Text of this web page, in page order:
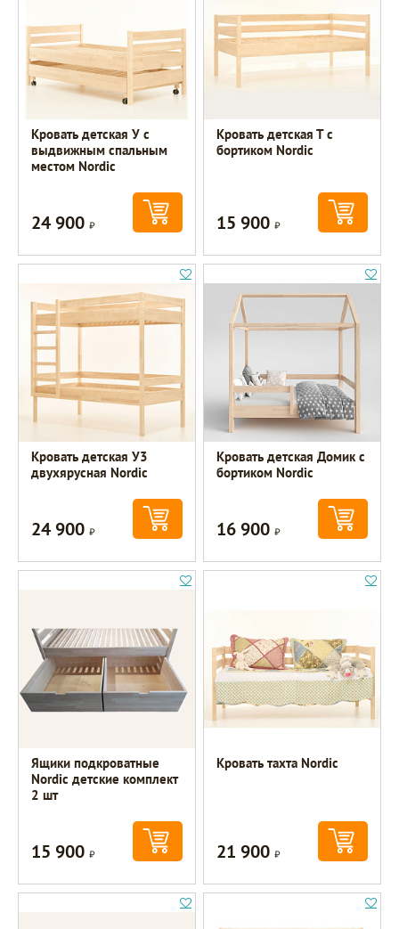
Кровать детская У с
выдвижным спальным
местом Nordic
24 900Р
Кровать детская Т с
бортиком Nordic
15 900Р
Кровать детская У3
двухярусная Nordic
24 900Р
Кровать детская Домик с
бортиком Nordic
16 900Р
Ящики подкроватные
Nordic детские комплект
2 шт
15 900Р
Кровать тахта Nordic
21 900Р